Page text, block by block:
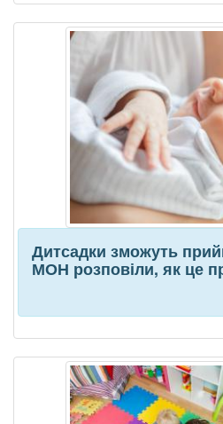
Дитсадки зможуть
МОН розповіли, як це